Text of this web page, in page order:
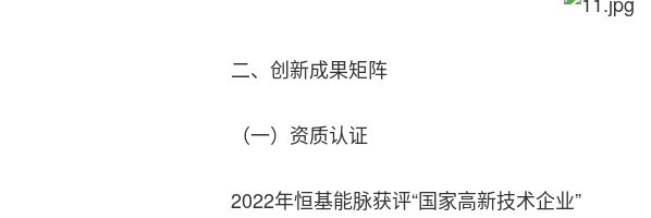
二、创新成果矩阵
（一）资质认证
2022年恒基能脉获评“国家高新技术企业”